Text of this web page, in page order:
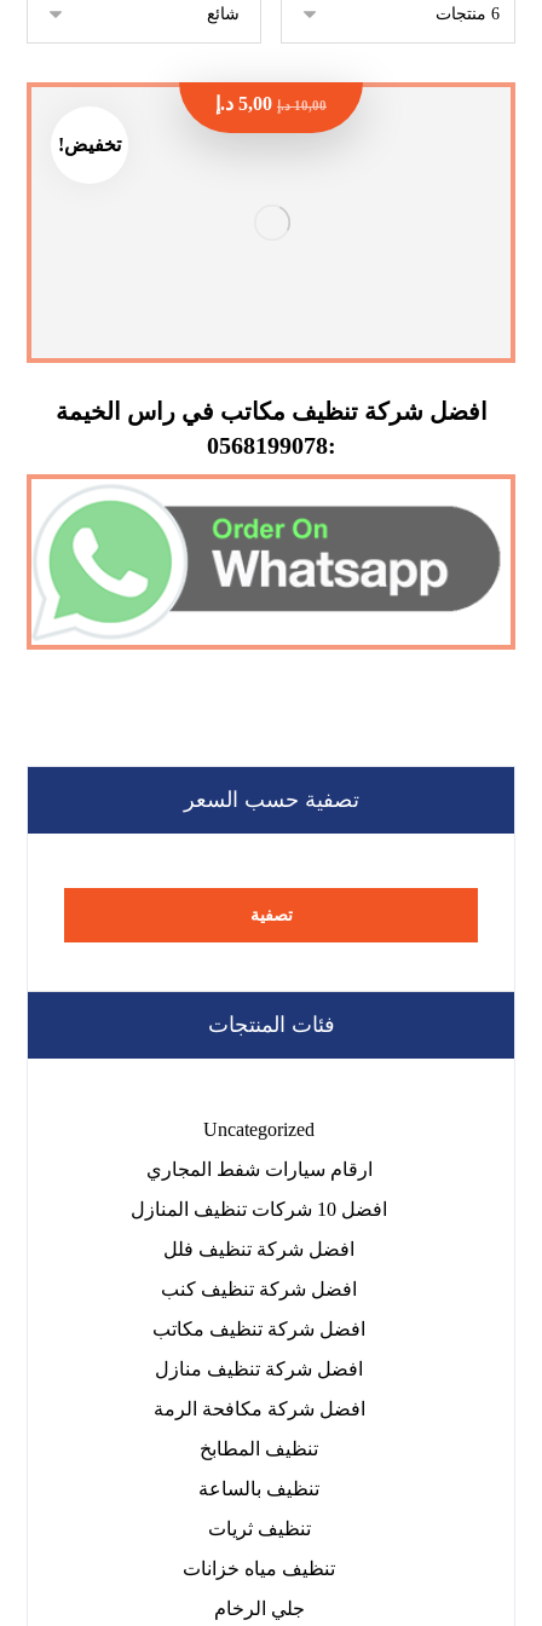
تخفيض!
افضل شركة تنظيف مكاتب في راس الخيمة
:0568199078
10,00 د.إ 5,00 د.إ
تصفية حسب السعر
تصفية
فئات المنتجات
Uncategorized
ارقام سيارات شفط المجاري
افضل 10 شركات تنظيف المنازل
افضل شركة تنظيف فلل
افضل شركة تنظيف كنب
افضل شركة تنظيف مكاتب
افضل شركة تنظيف منازل
افضل شركة مكافحة الرمة
تنظيف المطابخ
تنظيف بالساعة
تنظيف ثريات
تنظيف مياه خزانات
جلي الرخام